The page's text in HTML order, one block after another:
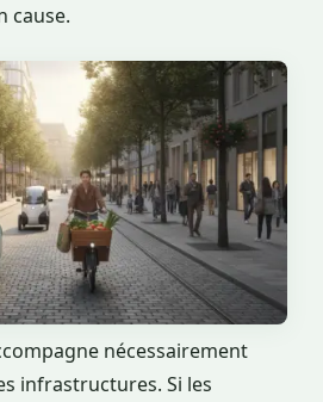
cause.
nécessairement
infrastructures. Si les